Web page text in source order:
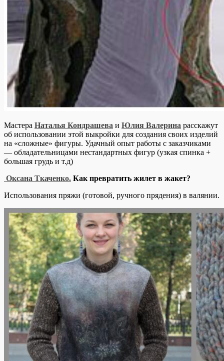
Мастера Наталья Кондрашева и Юлия Валерина расскажут
об использовании этой выкройки для создания своих изделий
на «сложные» фигуры. Удачный опыт работы с заказчиками
— обладательницами нестандартных фигур (узкая спинка +
большая грудь и т.д)
Оксана Ткаченко. Как превратить жилет в жакет?
Использования пряжи (готовой, ручного прядения) в валянии.